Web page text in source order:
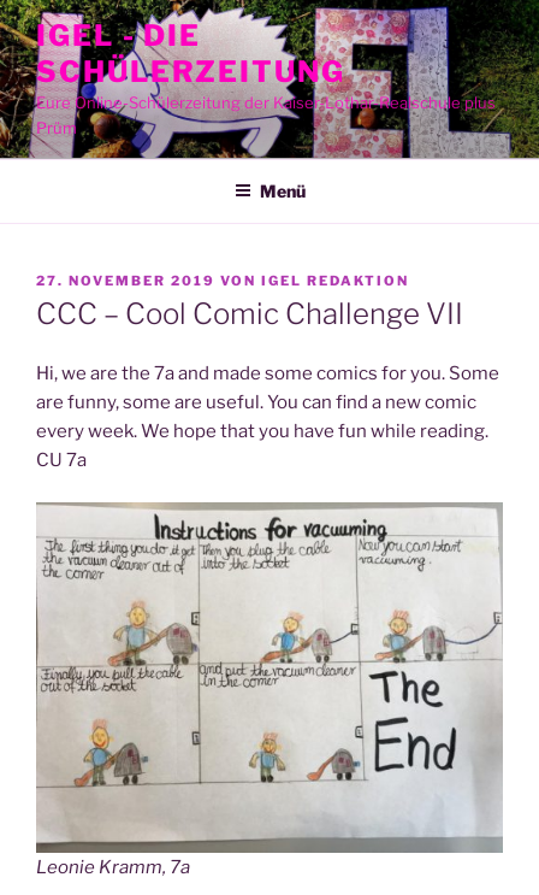
Zum
Inhalt
springen
IGEL - DIE
SCHÜLERZEITUNG
Eure Online-Schülerzeitung der Kaiser-Lothar-Realschule plus
Prüm
Menü
VERÖFFENTLICHT
AM
27. NOVEMBER 2019 VON IGEL REDAKTION
CCC – Cool Comic Challenge VII
Hi, we are the 7a and made some comics for you. Some
are fun­ny, some are useful. You can find a new comic
every week. We hope that you have fun while rea­ding.
CU 7a
Leo­nie Kramm, 7a